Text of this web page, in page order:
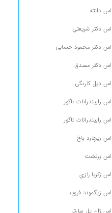
دانته
دكتر شريعتي
دکتر محمود حسابی
دکتر مصدق
دیل کارنگی
رابيندرانات تاگور
رابیندرانات تاگور
ریچارد باخ
زرتشت
زكريا رازي
زیگموند فروید
ژان پل سارتر